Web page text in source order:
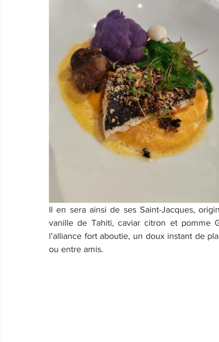
Il en sera ainsi de ses Saint-Jacques,
vanille de Tahiti, caviar citron et pomme
l'alliance fort aboutie, un doux instant de
ou entre amis.